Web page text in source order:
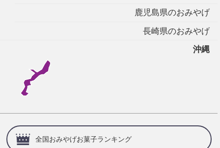
鹿児島県のおみやげ
長崎県のおみやげ
沖縄
全国おみやげお菓子ランキング